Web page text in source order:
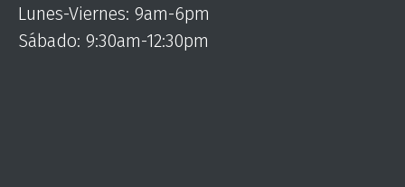
Lunes-Viernes: 9am-6pm
Sábado: 9:30am-12:30pm